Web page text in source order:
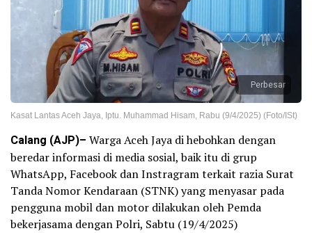
Perbesar
Kasat Lantas Aceh Jaya, Iptu. Muhammad Hisam, Rabu (9/4/2025) (Foto/ISt)
Calang (AJP)– Warga Aceh Jaya di hebohkan dengan
beredar informasi di media sosial, baik itu di grup
WhatsApp, Facebook dan Instragram terkait razia Surat
Tanda Nomor Kendaraan (STNK) yang menyasar pada
pengguna mobil dan motor dilakukan oleh Pemda
bekerjasama dengan Polri, Sabtu (19/4/2025)